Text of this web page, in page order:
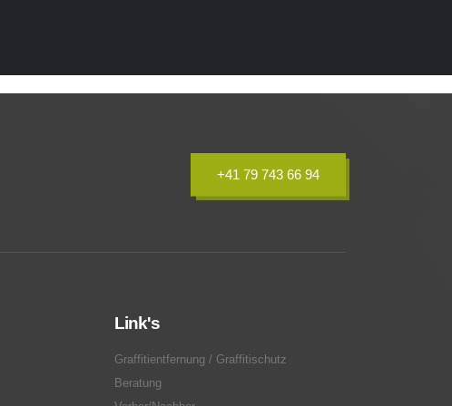
+41 79 743 66 94
Link's
Graffitientfernung / Graffitischutz
Beratung